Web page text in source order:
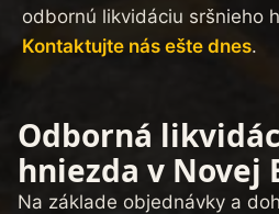
odbornú likvidáciu sršnieho
Kontaktujte nás ešte dnes.
Odborná
hniezda v Novej
Na základe objednávky a